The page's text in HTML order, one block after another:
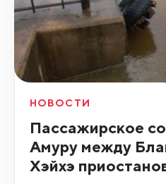
НОВОСТИ
Пассажирское
Амуру между
Хэйхэ